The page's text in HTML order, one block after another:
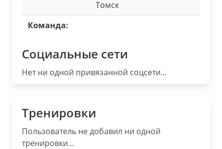
Томск
Команда:
Социальные сети
Нет ни одной привязанной соцсети...
Тренировки
Пользователь не добавил ни одной
тренировки...